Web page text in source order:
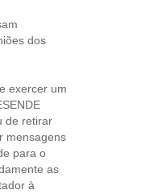
dos
exercer um
de retirar
mensagens
para o
as
à